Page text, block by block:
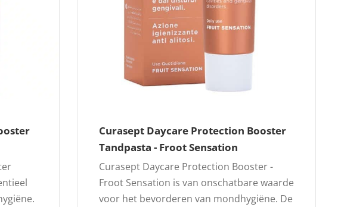
Curasept Daycare Protection Booster
Tandpasta - Froot Sensation
Curasept Daycare Protection Booster -
Froot Sensation is van onschatbare waarde
voor het bevorderen van mondhygiëne. De